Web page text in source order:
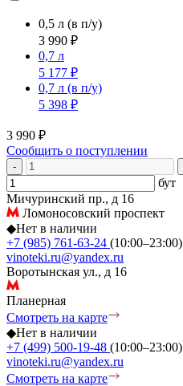
0,5 л (в п/у)
3 990 ₽
0,7 л
5 177 ₽
0,7 л (в п/у)
5 398 ₽
3 990 ₽
Сообщить о поступлении
-
бут
Мичуринский пр., д 16
Ломоносовский проспект
◆Нет в наличии
+7 (985) 761-63-24 (10:00–23:00)
vinoteki.ru@yandex.ru
Воротынская ул., д 16
Планерная
Смотреть на карте
◆Нет в наличии
+7 (499) 500-19-48 (10:00–23:00)
vinoteki.ru@yandex.ru
Смотреть на карте